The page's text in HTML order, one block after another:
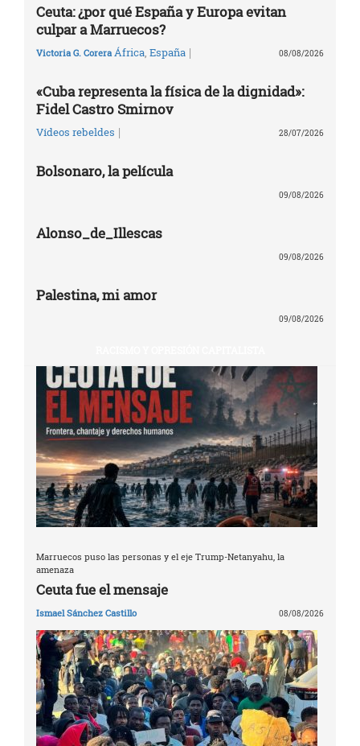
Ceuta: ¿por qué España y Europa evitan
culpar a Marruecos?
Victoria G. Corera África, España | 08/08/2026
«Cuba representa la física de la dignidad»:
Fidel Castro Smirnov
Vídeos rebeldes | 28/07/2026
Bolsonaro, la película
09/08/2026
Alonso_de_Illescas
09/08/2026
Palestina, mi amor
09/08/2026
Marruecos puso las personas y el eje Trump-Netanyahu, la
amenaza
Ceuta fue el mensaje
Ismael Sánchez Castillo 08/08/2026